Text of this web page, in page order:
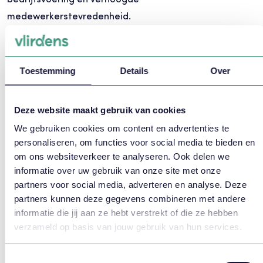
Toestemming Details Over
Deze website maakt gebruik van cookies
We gebruiken cookies om content en advertenties te
personaliseren, om functies voor social media te bieden en
om ons websiteverkeer te analyseren. Ook delen we
informatie over uw gebruik van onze site met onze
partners voor social media, adverteren en analyse. Deze
partners kunnen deze gegevens combineren met andere
informatie die jij aan ze hebt verstrekt of die ze hebben
verzameld op basis van jouw gebruik van hun services.
medewerkerstevredenheid.
Uitdagingen
capaciteitsplanning
beperkte middelen en onvoorspelbare
omstandigheden. Capaciteitsplanning kan dan
behoorlijk uitdagend zijn. Om deze uitdagingen het
hoofd te bieden, is het belangrijk om best practices
toe te passen:
Gebruik historische data:Analyseer eerdere trends
om toekomstige behoeften beter te voorspellen.